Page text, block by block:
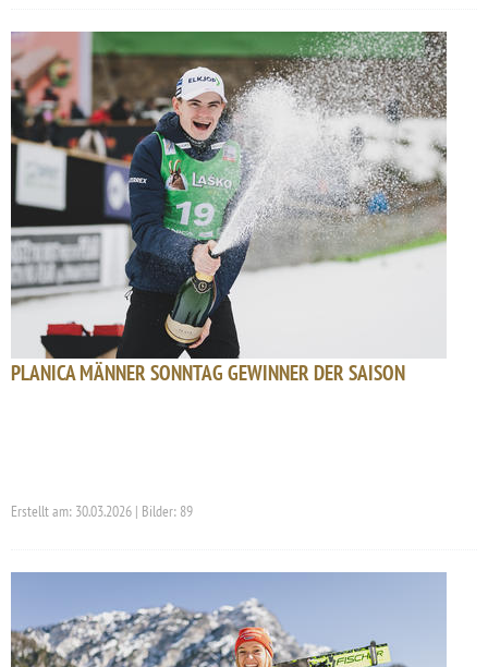
PLANICA MÄNNER SONNTAG GEWINNER DER SAISON
Erstellt am: 30.03.2026 | Bilder: 89